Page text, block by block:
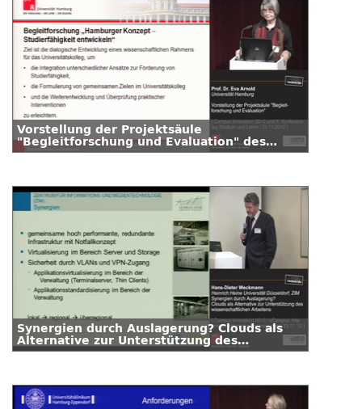
Vorstellung der Projektsäule
"Begleitforschung und Evaluation" des
Universitätskollegs
Synergien durch Auslagerung? Clouds als
Alternative zur Unterstützung des
wissenschaftlichen Arbeitens